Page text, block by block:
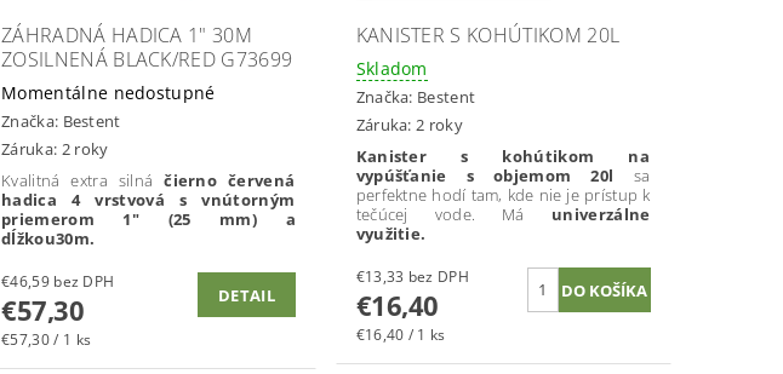
ZÁHRADNÁ HADICA 1" 30M
ZOSILNENÁ BLACK/RED G73699
Momentálne nedostupné
Značka: Bestent
Záruka: 2 roky
Kvalitná extra silná čierno červená
hadica 4 vrstvová s vnútorným
priemerom 1" (25 mm) a
dĺžkou30m.
€46,59 bez DPH
€57,30
€57,30 / 1 ks
DETAIL
KANISTER S KOHÚTIKOM 20L
Skladom
Značka: Bestent
Záruka: 2 roky
Kanister s kohútikom na
vypúšťanie s objemom 20l sa
perfektne hodí tam, kde nie je prístup k
tečúcej vode. Má univerzálne
využitie.
€13,33 bez DPH
€16,40
€16,40 / 1 ks